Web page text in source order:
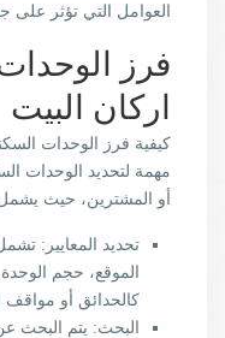
العوامل التي تؤثر على
فرز
اركان البيت
كيفية فرز الوحدات
مهمة لتحديد الوحدات
أو المشترين، حيث
تحديد المعايير:
الموقع، حجم
كالحدائق أو مواقف
البحث: يتم البحث